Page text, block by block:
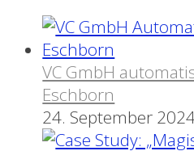
VC GmbH
Eschborn
24. September